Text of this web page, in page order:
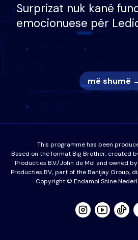
Surprizat nuk kanë
emocionuese për
nëna dhe fëmijët e tij,
nuk i mban dot lotët:
më shumë
This programme has been
Based on the format Big Brother, created
Producties B.V./John de Mol and owned
Producties BV., part of the Banijay Group,
Copyright © Endamol Shine